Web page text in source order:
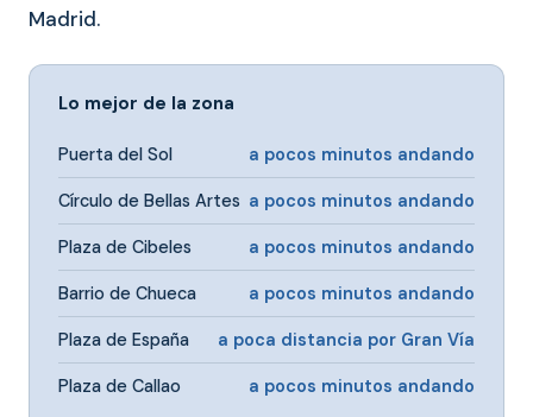
Madrid.
Lo mejor de la zona
Puerta del Sol a pocos minutos andando
Círculo de Bellas Artes a pocos minutos andando
Plaza de Cibeles a pocos minutos andando
Barrio de Chueca a pocos minutos andando
Plaza de España a poca distancia por Gran Vía
Plaza de Callao a pocos minutos andando